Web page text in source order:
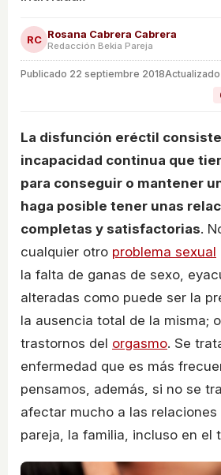
RC Rosana Cabrera Cabrera
Redacción Bekia Pareja
Publicado 22 septiembre 2018
La disfunción eréctil
incapacidad continua que
para conseguir o mantener
haga posible tener unas
completas y satisfactorias.
cualquier otro problema sexual
la falta de ganas de sexo,
alteradas como puede ser la
la ausencia total de la misma;
trastornos del orgasmo. Se
enfermedad que es más
pensamos, además, si no se
afectar mucho a las
pareja, la familia, incluso en el